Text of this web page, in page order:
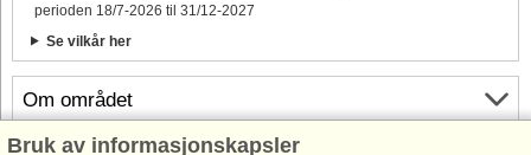
Om området
perioden 18/7-2026 til 31/12-2027
Se vilkår her
Bruk av informasjonskapsler